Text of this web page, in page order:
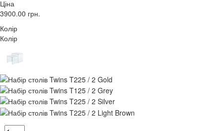
Ціна
3900.00 грн.
Колір
Колір